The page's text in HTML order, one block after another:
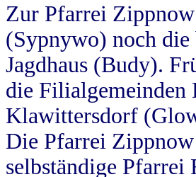
Zur Pfarrei
(Sypnywo) noch
Jagdhaus (Budy).
die Filialgemeinden
Klawittersdorf
Die Pfarrei
selbständige